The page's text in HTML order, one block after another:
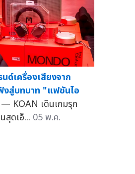
ด์เครื่องเสียงจาก
งสู่บทบาท "แฟชันไอ
— KOAN เดินเกมรุก
สุดเอ็... 05 พ.ค.